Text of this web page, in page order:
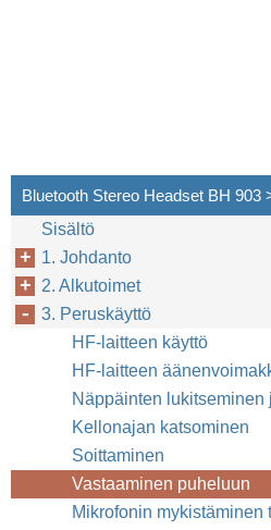
Bluetooth Stereo Headset BH 903
Sisältö
1. Johdanto
2. Alkutoimet
3. Peruskäyttö
HF-laitteen käyttö
HF-laitteen
Näppäinten
Kellonajan katsominen
Soittaminen
Vastaaminen puheluun
Mikrofonin mykistäminen